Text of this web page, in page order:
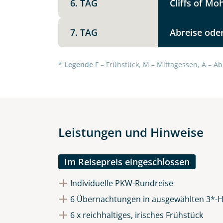
6. TAG Cliffs of
7. TAG Abreise
* Legende F – Frühstück, M – Mittagessen, A –
Leistungen und Hinweise
Im Reisepreis eingeschlossen
Individuelle PKW-Rundreise
6 Übernachtungen in ausgewählten 3*-
6 x reichhaltiges, irisches Frühstück
Datenschutz & Transparenz
Die Anfrage wird via SSL